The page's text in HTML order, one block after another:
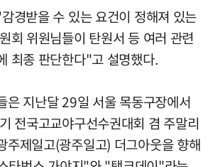
경받을 수 있는 요건이 정해져 있는
회 위원님들이 탄원서 등 여러 관련
최종 판단한다"고 설명했다.
은 지난달 29일 서울 목동구장에서
전국고교야구선수권대회 겸 주말리
주제일고(광주일고) 더그아웃을 향해